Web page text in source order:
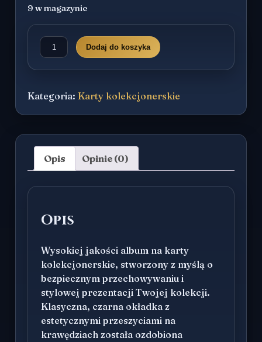
9 w magazynie
ilość
Album
na
kart
z
Sanctorum
Dodaj do koszyka
Kategoria: Karty kolekcjonerskie
Opis Opinie (0)
Opis
Wysokiej jakości album na karty
kolekcjonerskie, stworzony z myślą o
bezpiecznym przechowywaniu i
stylowej prezentacji Twojej kolekcji.
Klasyczna, czarna okładka z
estetycznymi przeszyciami na
krawędziach została ozdobiona